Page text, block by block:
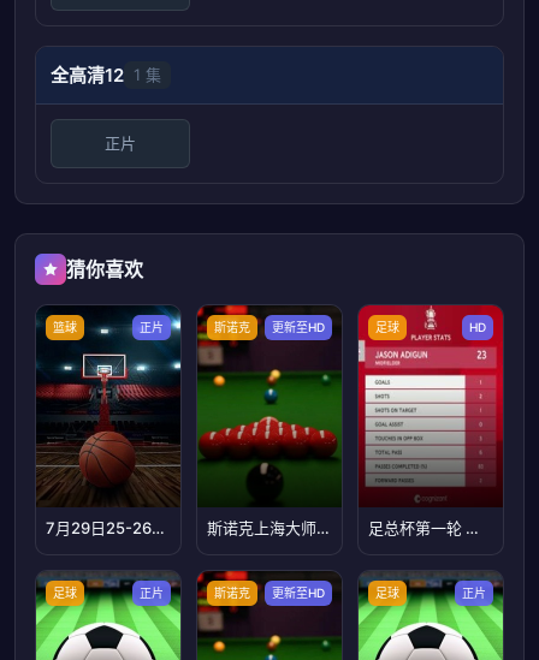
全高清12 1 集
正片
猜你喜欢
篮球 正片
7月29日25-26赛季全国女子篮球锦标赛 黑龙江队43VS106山东赤水河酒
斯诺克 更新至HD
斯诺克上海大师赛第二轮：肖恩·墨菲VS周跃龙
足球 HD
足总杯第一轮 切姆斯福特VS布伦特里 20251101
足球 正片 斯诺克 更新至HD 足球 正片